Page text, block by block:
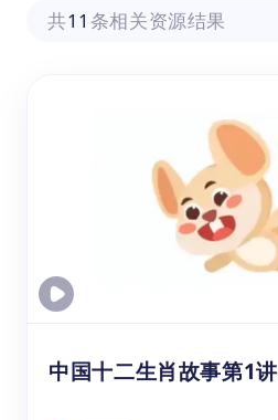
共11 条相关资源结果
中国十二生肖故事第1讲